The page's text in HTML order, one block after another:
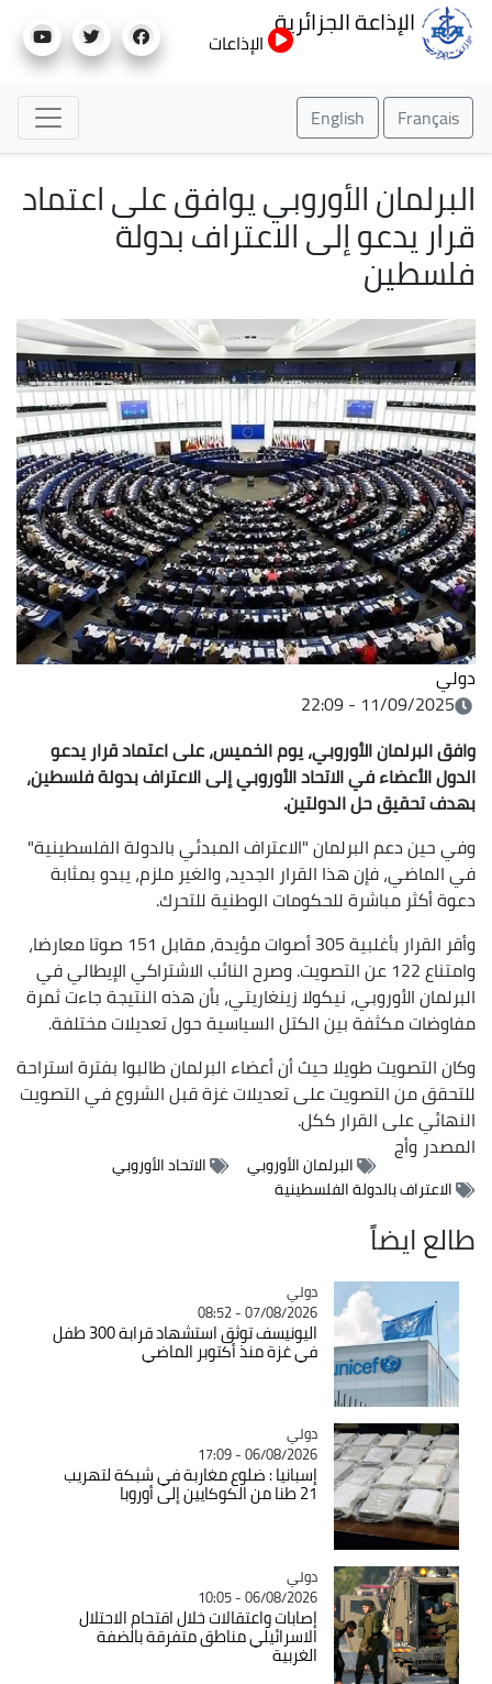
إلى
الإذاعة الجزائرية
الإذاعات
Français
English
البرلمان الأوروبي يوافق على اعتماد
قرار يدعو إلى الاعتراف بدولة
فلسطين
دولي
11/09/2025 - 22:09
وافق البرلمان الأوروبي، يوم الخميس، على اعتماد قرار يدعو
الدول الأعضاء في الاتحاد الأوروبي إلى الاعتراف بدولة فلسطين،
بهدف تحقيق حل الدولتين.
وفي حين دعم البرلمان "الاعتراف المبدئي بالدولة الفلسطينية"
في الماضي، فإن هذا القرار الجديد، والغير ملزم، يبدو بمثابة
دعوة أكثر مباشرة للحكومات الوطنية للتحرك.
وأقر القرار بأغلبية 305 أصوات مؤيدة، مقابل 151 صوتا معارضا،
وامتناع 122 عن التصويت. وصرح النائب الاشتراكي الإيطالي في
البرلمان الأوروبي، نيكولا زينغاريتي، بأن هذه النتيجة جاءت ثمرة
مفاوضات مكثفة بين الكتل السياسية حول تعديلات مختلفة.
وكان التصويت طويلا حيث أن أعضاء البرلمان طالبوا بفترة استراحة
للتحقق من التصويت على تعديلات غزة قبل الشروع في التصويت
النهائي على القرار ككل.
المصدروأج
البرلمان الأوروبي
الاتحاد الأوروبي
الاعتراف بالدولة الفلسطينية
طالع ايضاً
Catégorie
دولي
07/08/2026 - 08:52
اليونيسف توثق استشهاد قرابة 300 طفل
في غزة منذ أكتوبر الماضي
Catégorie
دولي
06/08/2026 - 17:09
إسبانيا : ضلوع مغاربة في شبكة لتهريب
21 طنا من الكوكايين إلى أوروبا
Catégorie
دولي
06/08/2026 - 10:05
إصابات واعتقالات خلال اقتحام الاحتلال
الاسرائيلي مناطق متفرقة بالضفة
الغربية